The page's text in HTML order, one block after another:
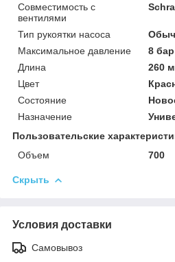
Совместимость с
вентилями
Тип рукоятки насоса
Максимальное давление
8 бар
Длина
260
Цвет
Состояние
Назначение
Пользовательские
Объем
700
Скрыть
Условия доставки
Самовывоз